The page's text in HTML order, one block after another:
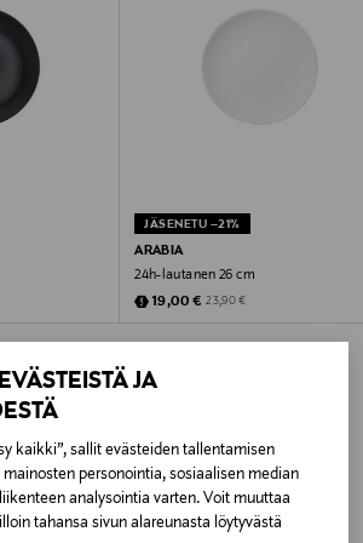
JA
kaikki”, sallit evästeiden tallentamisen
personointia, sosiaalisen median
analysointia varten. Voit muuttaa
tahansa sivun alareunasta löytyvästä
JÄSENETU –21%
ARABIA
24h-lautanen 26 cm
Discounted Price
19,00 € Original Price
23,90 €